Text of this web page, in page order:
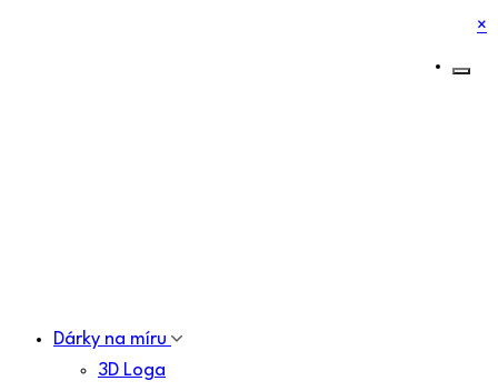
×
Dárky na míru
3D Loga